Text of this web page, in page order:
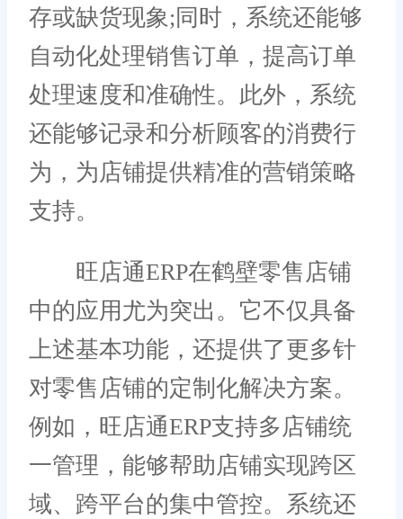
存或缺货现象;同时，系统还能够
自动化处理销售订单，提高订单
处理速度和准确性。此外，系统
还能够记录和分析顾客的消费行
为，为店铺提供精准的营销策略
支持。
旺店通ERP在鹤壁零售店铺
中的应用尤为突出。它不仅具备
上述基本功能，还提供了更多针
对零售店铺的定制化解决方案。
例如，旺店通ERP支持多店铺统
一管理，能够帮助店铺实现跨区
域、跨平台的集中管控。系统还